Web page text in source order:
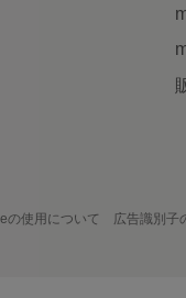
の使用について 広告識別子